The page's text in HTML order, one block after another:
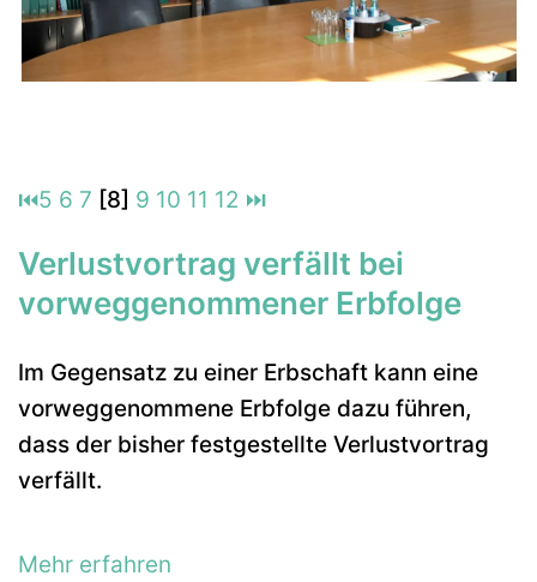
⏮5 6 7 [8] 9 10 11 12 ⏭
Verlustvortrag verfällt bei
vorweggenommener Erbfolge
Im Gegensatz zu einer Erbschaft kann eine
vorweggenommene Erbfolge dazu führen,
dass der bisher festgestellte Verlustvortrag
verfällt.
Mehr erfahren